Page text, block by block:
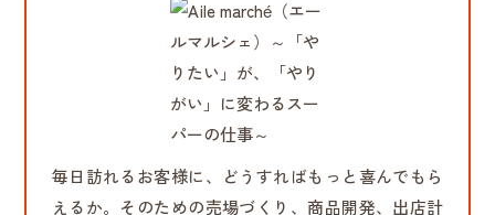
毎日訪れるお客様に、どうすればもっと喜んでもら
えるか。そのための売場づくり、商品開発、出店計